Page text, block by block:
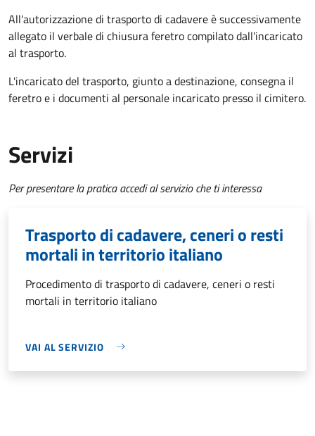
All'autorizzazione di trasporto di cadavere è successivamente
allegato il verbale di chiusura feretro compilato dall'incaricato
al trasporto.
L'incaricato del trasporto, giunto a destinazione, consegna il
feretro e i documenti al personale incaricato presso il cimitero.
Servizi
Per presentare la pratica accedi al servizio che ti interessa
Trasporto di cadavere, ceneri o resti
mortali in territorio italiano
Procedimento di trasporto di cadavere, ceneri o resti
mortali in territorio italiano
VAI AL SERVIZIO